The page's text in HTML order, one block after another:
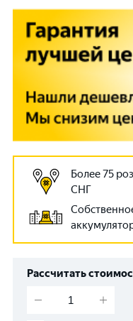
Более 75
СНГ
Рассчитать